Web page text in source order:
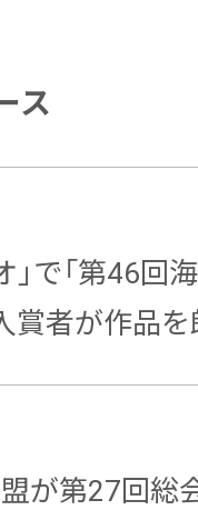
ス
」で「第46回
賞者が作品
が第27回総